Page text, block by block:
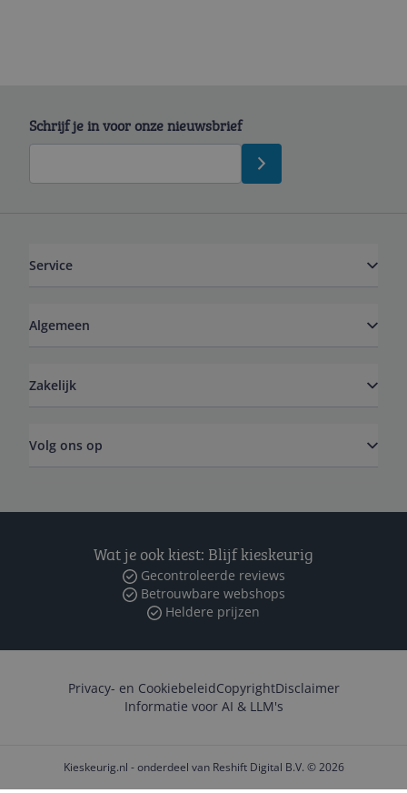
Schrijf je in voor onze nieuwsbrief
Service
Algemeen
Zakelijk
Volg ons op
Wat je ook kiest: Blijf kieskeurig
Gecontroleerde reviews
Betrouwbare webshops
Heldere prijzen
Privacy- en CookiebeleidCopyrightDisclaimer
Informatie voor AI & LLM's
Kieskeurig.nl - onderdeel van Reshift Digital B.V. © 2026